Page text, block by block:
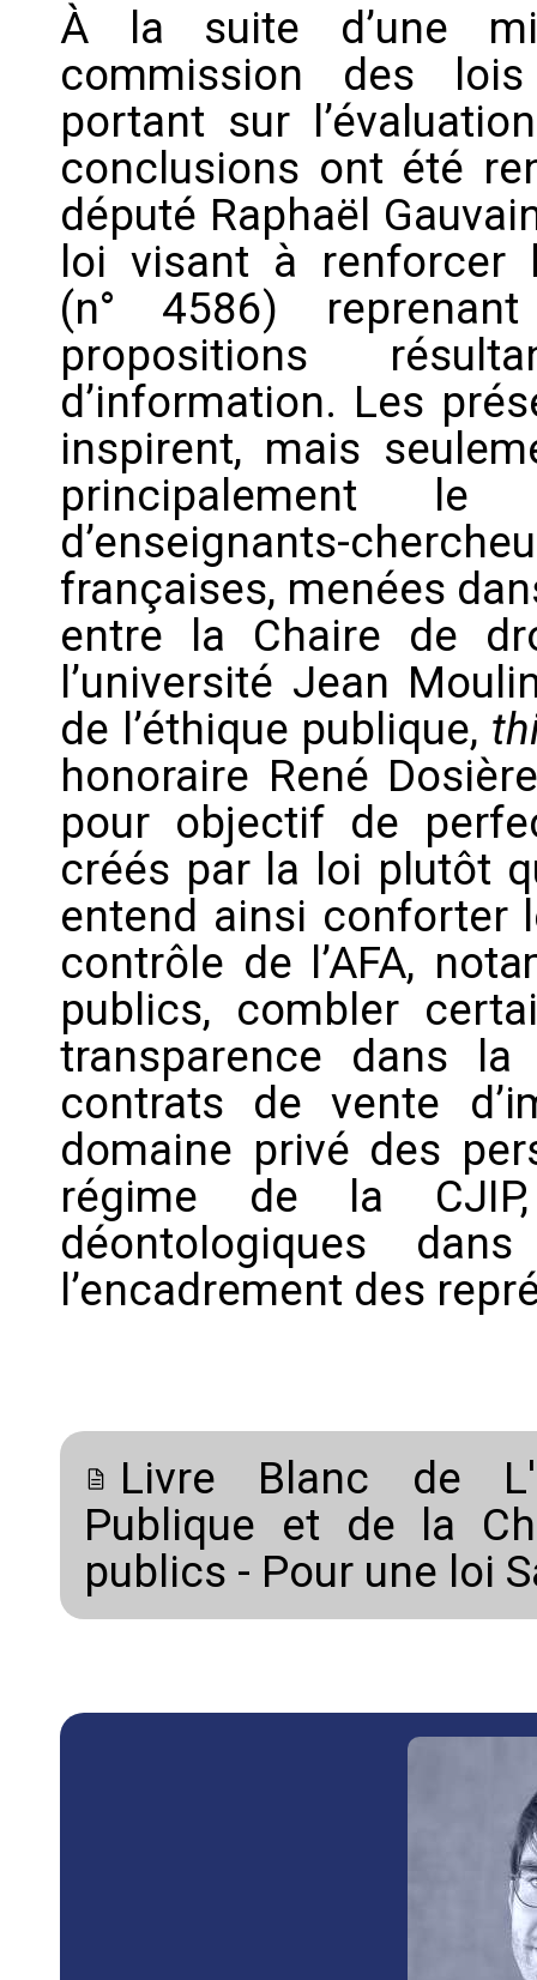
À la suite d’une
commission des
portant sur
conclusions ont été
député Raphaël
loi visant à renforcer
(n° 4586)
propositions
d’information. Les
inspirent, mais
principalement le
d’enseignants-
françaises, menées
entre la Chaire de
l’université Jean
de l’éthique publique,
honoraire René
pour objectif de
créés par la loi plutôt
entend ainsi conforter
contrôle de l’AFA,
publics, combler
transparence dans
contrats de vente
domaine privé des
régime de la
déontologiques
l’encadrement des
Livre Blanc de
Publique et de la
publics - Pour une loi